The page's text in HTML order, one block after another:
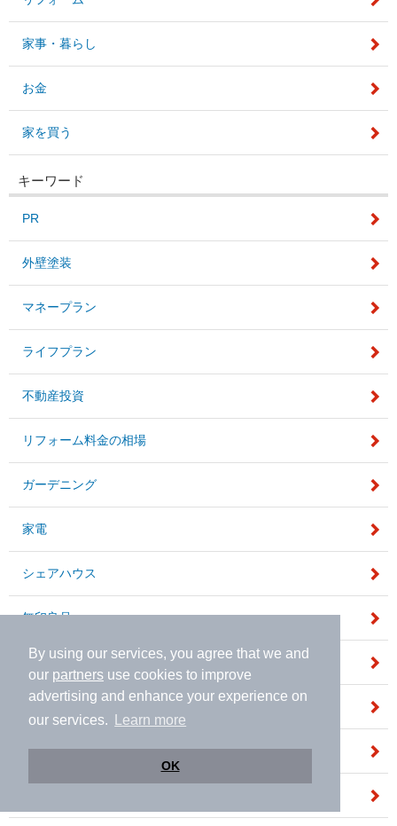
By using our services, you agree that we and
our partners use cookies to improve
advertising and enhance your experience on
our services.
Learn more
OK
家事・暮らし
お金
家を買う
キーワード
PR
外壁塗装
マネープラン
ライフプラン
不動産投資
リフォーム料金の相場
ガーデニング
家電
シェアハウス
無印良品
住宅設備
インタビュー